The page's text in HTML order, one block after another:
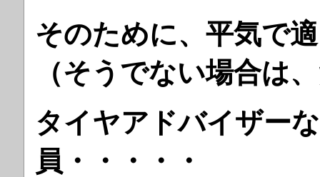
そのために、平気で
（そうでない場合は
タイヤアドバイザー
員・・・・・ 基